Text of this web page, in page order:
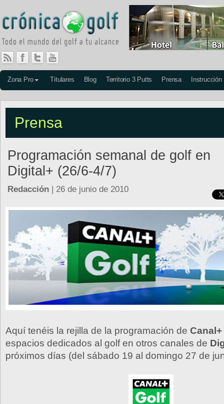
Zona Pro Titulares Blog Territorio 3 Putts Prensa Instrucción
Prensa
Programación semanal de golf en
Digital+ (26/6-4/7)
Redacción | 26 de junio de 2010
Aquí tenéis la rejilla de la programación de
espacios dedicados al golf en otros canales de
próximos días (del sábado 19 al domingo 27 de